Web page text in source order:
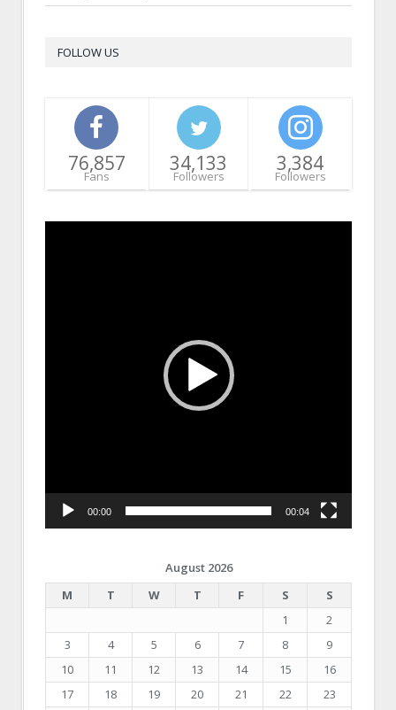
FOLLOW US
76,857
Fans
34,133
Followers
3,384
Followers
00:00 00:04
August 2026
M
T W T F S
S
1
2
3
4 5 6 7 8
9
10
11 12 13 14 15
16
17
18 19 20 21 22
23